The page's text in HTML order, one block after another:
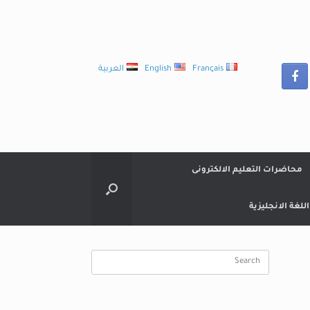
العربية English Français
محاضرات التعليم الالكترونى
الانجليزية
Search